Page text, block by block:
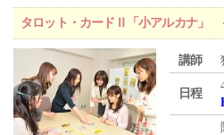
タロット・カードⅡ「小アルカナ」
講師
日程